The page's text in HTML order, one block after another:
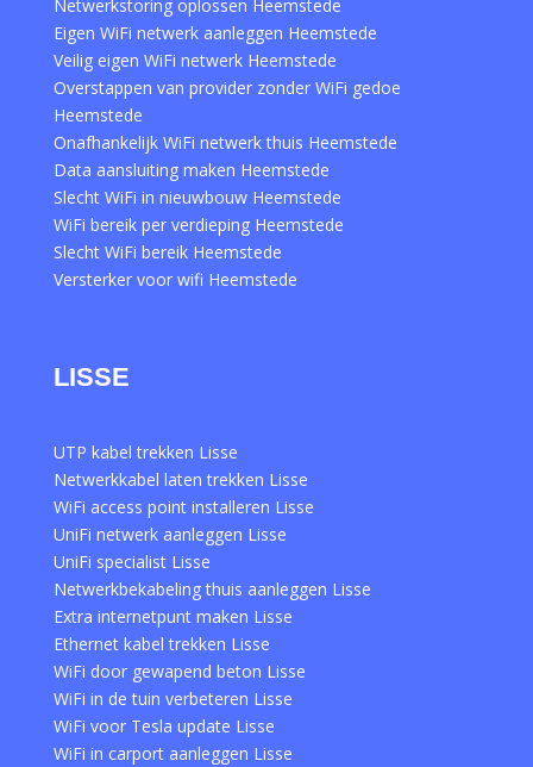
Netwerkstoring oplossen Heemstede
Eigen WiFi netwerk aanleggen Heemstede
Veilig eigen WiFi netwerk Heemstede
Overstappen van provider zonder WiFi gedoe
Heemstede
Onafhankelijk WiFi netwerk thuis Heemstede
Data aansluiting maken Heemstede
Slecht WiFi in nieuwbouw Heemstede
WiFi bereik per verdieping Heemstede
Slecht WiFi bereik Heemstede
Versterker voor wifi Heemstede
LISSE
UTP kabel trekken Lisse
Netwerkkabel laten trekken Lisse
WiFi access point installeren Lisse
UniFi netwerk aanleggen Lisse
UniFi specialist Lisse
Netwerkbekabeling thuis aanleggen Lisse
Extra internetpunt maken Lisse
Ethernet kabel trekken Lisse
WiFi door gewapend beton Lisse
WiFi in de tuin verbeteren Lisse
WiFi voor Tesla update Lisse
WiFi in carport aanleggen Lisse